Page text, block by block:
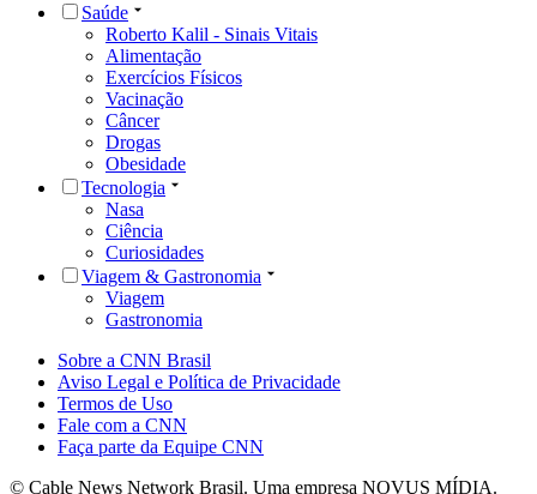
Saúde
Roberto Kalil - Sinais Vitais
Alimentação
Exercícios Físicos
Vacinação
Câncer
Drogas
Obesidade
Tecnologia
Nasa
Ciência
Curiosidades
Viagem & Gastronomia
Viagem
Gastronomia
Sobre a CNN Brasil
Aviso Legal e Política de Privacidade
Termos de Uso
Fale com a CNN
Faça parte da Equipe CNN
© Cable News Network Brasil. Uma empresa NOVUS MÍDIA.